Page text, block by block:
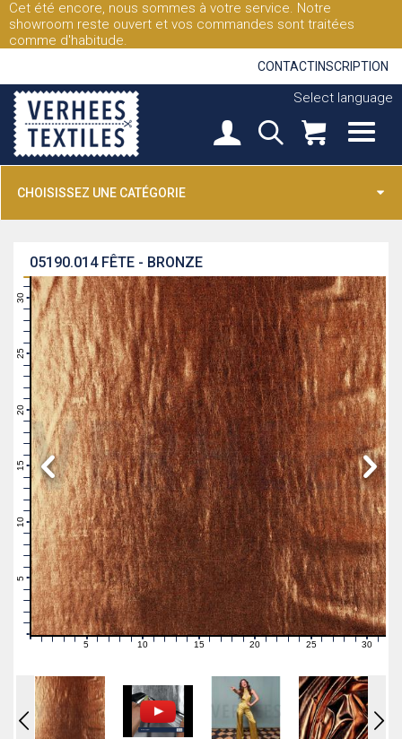
Cet été encore, nous sommes à votre service. Notre
showroom reste ouvert et vos commandes sont traitées
comme d'habitude.
CONTACT INSCRIPTION
Select language
CHOISISSEZ UNE CATÉGORIE
FÊTE - BRONZE
05190.014
0
1
3
4
5
6
10
11
12
14
15
16
19
20
21
22
24
25
26
29
30
31
0 1 2 3 4 5 6 7 89101112131415 16171819 20 21222324 25 2627282930 31